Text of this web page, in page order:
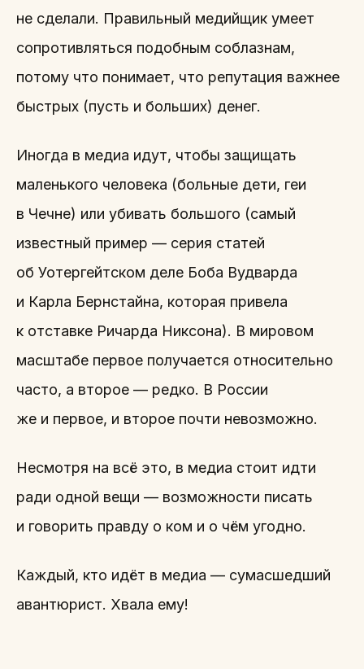
не сделали. Правильный медийщик умеет
сопротивляться подобным соблазнам,
потому что понимает, что репутация важнее
быстрых (пусть и больших) денег.
Иногда в медиа идут, чтобы защищать
маленького человека (больные дети, геи
в Чечне) или убивать большого (самый
известный пример — серия статей
об Уотергейтском деле Боба Вудварда
и Карла Бернстайна, которая привела
к отставке Ричарда Никсона). В мировом
масштабе первое получается относительно
часто, а второе — редко. В России
же и первое, и второе почти невозможно.
Несмотря на всё это, в медиа стоит идти
ради одной вещи — возможности писать
и говорить правду о ком и о чём угодно.
Каждый, кто идёт в медиа — сумасшедший
авантюрист. Хвала ему!